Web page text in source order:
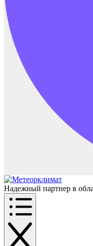
Надежный партнер в